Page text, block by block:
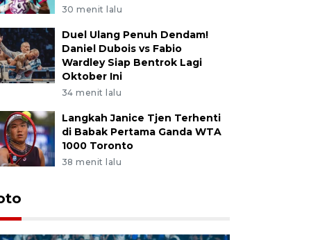
30 menit lalu
Duel Ulang Penuh Dendam!
Daniel Dubois vs Fabio
Wardley Siap Bentrok Lagi
Oktober Ini
34 menit lalu
Langkah Janice Tjen Terhenti
di Babak Pertama Ganda WTA
1000 Toronto
38 menit lalu